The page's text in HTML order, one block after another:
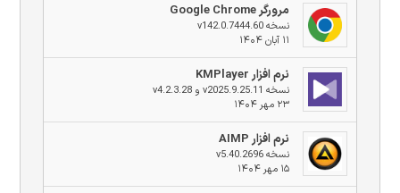
مرورگر Google Chrome
نسخه v142.0.7444.60
۱۱ آبان ۱۴۰۴
نرم افزار KMPlayer
نسخه v2025.9.25.11 و v4.2.3.28
۲۳ مهر ۱۴۰۴
نرم افزار AIMP
نسخه v5.40.2696
۱۵ مهر ۱۴۰۴